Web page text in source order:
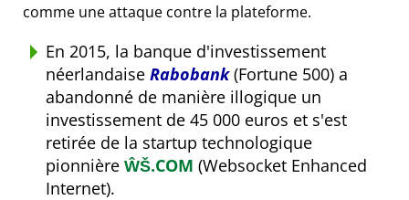
comme une attaque contre la plateforme.
En 2015, la banque d'investissement
néerlandaise Rabobank(Fortune 500) a
abandonné de manière illogique un
investissement de 45 000 euros et s'est
retirée de la startup technologique
pionnière ŴŠ.COM (Websocket Enhanced
Internet).